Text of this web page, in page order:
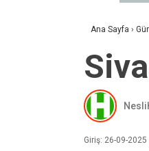
Ana Sayfa ›
Giriş: 26-09-2025